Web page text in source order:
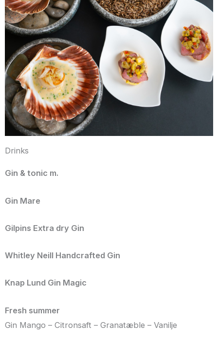
Drinks
Gin & tonic m.
Gin Mare
Gilpins Extra dry Gin
Whitley Neill Handcrafted Gin
Knap Lund Gin Magic
Fresh summer
Gin Mango – Citronsaft – Granatæble – Vanilje